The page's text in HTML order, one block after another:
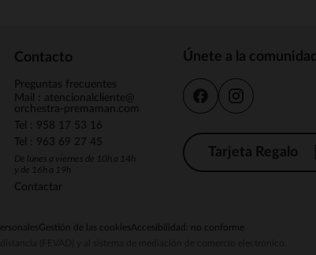
Contacto
Preguntas frecuentes
Mail : atencionalcliente@
orchestra-premaman.com
Tel : 958 17 53 16
Tel : 963 69 27 45
De lunes a viernes de 10h a 14h
y de 16h a 19h
Contactar
Únete a la comunidad
Tarjeta Regalo
Gestión de las cookiesAccesibilidad: no conforme